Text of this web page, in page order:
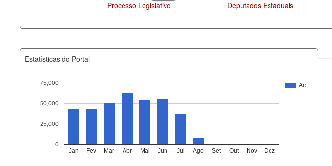
Deputados Estaduais Administração
Estatísticas do Portal
Ac…
Jan Fev Mar Abr Mai Jun Jul Ago Set Out Nov Dez
0
25,000
50,000
75,000
documento_andamento_atual.xml
09-08-2026
agenda_eventos.xml
09-08-2026